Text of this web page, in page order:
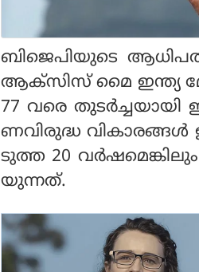
ബിജെപിയുടെ
ആക്‌സിസ് മൈ ഇന്ത്യ
77 വരെ തുടര്‍ച്ചയായി
ണവിരുദ്ധ വികാരങ്ങള്‍
ടുത്ത 20
യുന്നത്.